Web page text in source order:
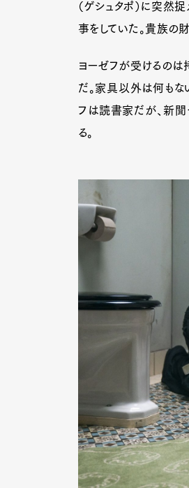
（ゲシュタポ）に突然
事をしていた。貴族の
ヨーゼフが受けるのは
だ。家具以外は何もな
フは読書家だが、新聞
る。